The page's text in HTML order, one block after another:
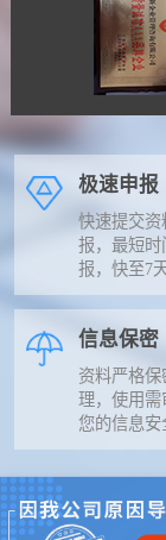
极速申报
快速提交资
报，最短时
报，快至7
信息保密
资料严格保
理，使用
您的信息安